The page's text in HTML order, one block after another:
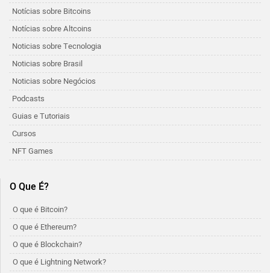
Notícias sobre Bitcoins
Notícias sobre Altcoins
Noticias sobre Tecnologia
Noticias sobre Brasil
Noticias sobre Negócios
Podcasts
Guias e Tutoriais
Cursos
NFT Games
O Que É?
O que é Bitcoin?
O que é Ethereum?
O que é Blockchain?
O que é Lightning Network?